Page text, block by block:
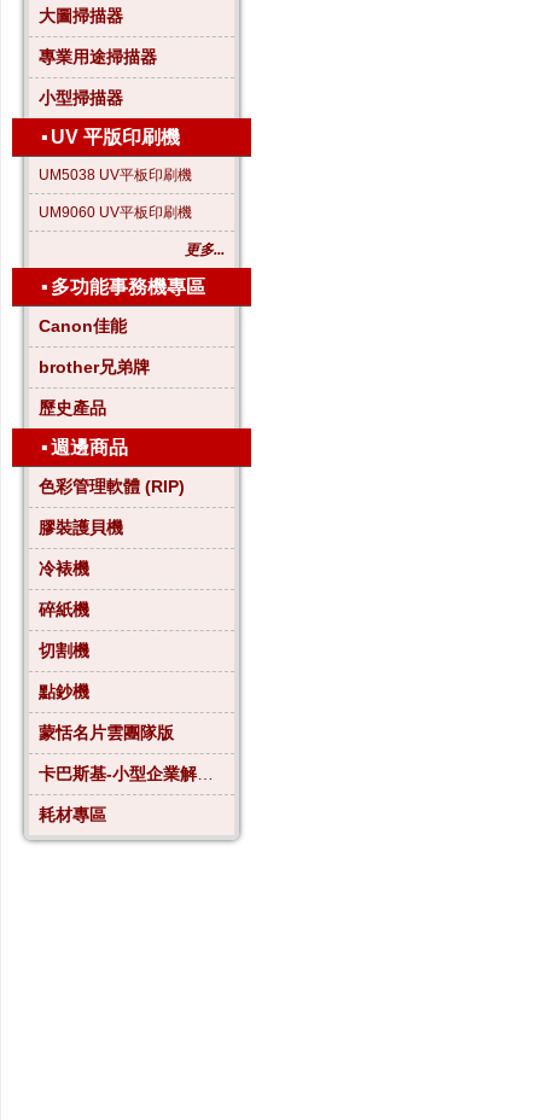
大圖掃描器
專業用途掃描器
小型掃描器
▪ UV 平版印刷機
UM5038 UV平板印刷機
UM9060 UV平板印刷機
更多...
▪ 多功能事務機專區
Canon佳能
brother兄弟牌
歷史產品
▪週邊商品
色彩管理軟體 (RIP)
膠裝護貝機
冷裱機
碎紙機
切割機
點鈔機
蒙恬名片雲團隊版
卡巴斯基-小型企業解決方案4
耗材專區